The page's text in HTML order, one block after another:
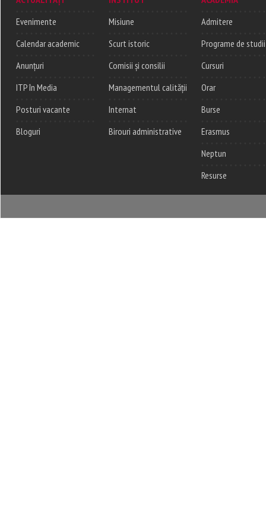
Evenimente
Calendar academic
Anunțuri
ITP în Media
Posturi vacante
Bloguri
Misiune
Scurt istoric
Comisii și consilii
Managementul calității
Internat
Birouri administrative
Admitere
Programe de studii
Cursuri
Orar
Burse
Erasmus
Neptun
Resurse